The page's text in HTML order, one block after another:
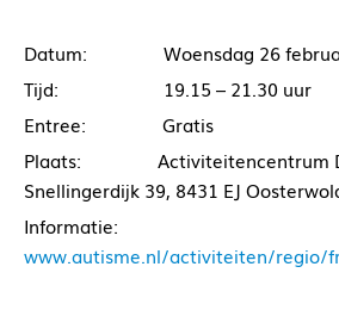
Datum: Woensdag 26
Tijd: 19.15 – 21.30 uur
Entree: Gratis
Plaats: Activiteitencentrum
Snellingerdijk 39, 8431 EJ
Informatie:
www.autisme.nl/activiteiten/regio/